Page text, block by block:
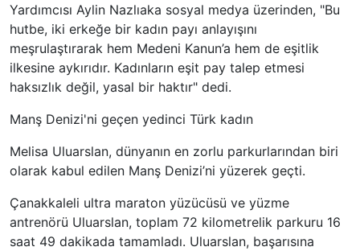
Yardımcısı Aylin Nazlıaka sosyal medya üzerinden, "Bu
hutbe, iki erkeğe bir kadın payı anlayışını
meşrulaştırarak hem Medeni Kanun’a hem de eşitlik
ilkesine aykırıdır. Kadınların eşit pay talep etmesi
haksızlık değil, yasal bir haktır" dedi.
Manş Denizi'ni geçen yedinci Türk kadın
Melisa Uluarslan, dünyanın en zorlu parkurlarından biri
olarak kabul edilen Manş Denizi’ni yüzerek geçti.
Çanakkaleli ultra maraton yüzücüsü ve yüzme
antrenörü Uluarslan, toplam 72 kilometrelik parkuru 16
saat 49 dakikada tamamladı. Uluarslan, başarısına